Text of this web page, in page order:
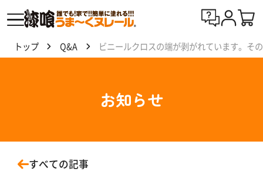
は
トップ Q&A ビニールクロスの端が剥がれています。そ
お知らせ
すべての記事